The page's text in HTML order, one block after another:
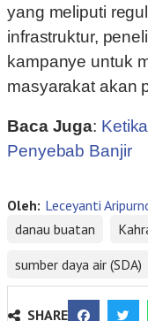
yang meliputi
infrastruktur,
kampanye untuk
masyarakat akan
Baca Juga:
Penyebab Banjir
Oleh: Leceyanti
danau buatan
sumber daya air (SDA)
SHARE